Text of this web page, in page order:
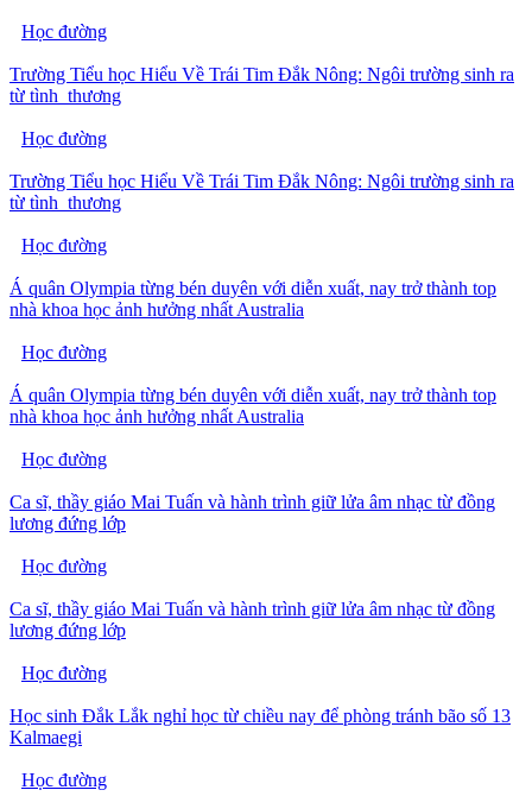
Học đường
Trường Tiểu học Hiểu Về Trái Tim Đắk Nông: Ngôi trường sinh ra
từ tình thương
Học đường
Trường Tiểu học Hiểu Về Trái Tim Đắk Nông: Ngôi trường sinh ra
từ tình thương
Học đường
Á quân Olympia từng bén duyên với diễn xuất, nay trở thành top
nhà khoa học ảnh hưởng nhất Australia
Học đường
Á quân Olympia từng bén duyên với diễn xuất, nay trở thành top
nhà khoa học ảnh hưởng nhất Australia
Học đường
Ca sĩ, thầy giáo Mai Tuấn và hành trình giữ lửa âm nhạc từ đồng
lương đứng lớp
Học đường
Ca sĩ, thầy giáo Mai Tuấn và hành trình giữ lửa âm nhạc từ đồng
lương đứng lớp
Học đường
Học sinh Đắk Lắk nghỉ học từ chiều nay để phòng tránh bão số 13
Kalmaegi
Học đường